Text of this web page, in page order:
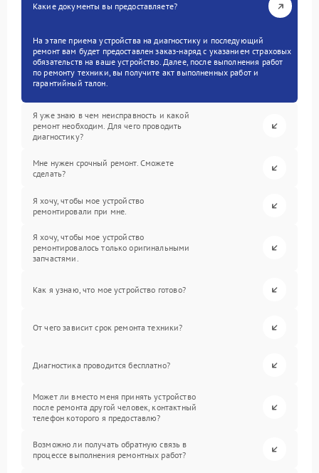
Какие документы вы предоставляете?
На этапе приема устройства на диагностику и последующий
ремонт вам будет предоставлен заказ-наряд с указанием страховых
обязательств на ваше устройство. Далее, после выполнения работ
по ремонту техники, вы получите акт выполненных работ и
гарантийный талон.
Я уже знаю в чем неисправность и какой
ремонт необходим. Для чего проводить
диагностику?
Мне нужен срочный ремонт. Сможете
сделать?
Я хочу, чтобы мое устройство
ремонтировали при мне.
Я хочу, чтобы мое устройство
ремонтировалось только оригинальными
запчастями.
Как я узнаю, что мое устройство готово?
От чего зависит срок ремонта техники?
Диагностика проводится бесплатно?
Может ли вместо меня принять устройство
после ремонта другой человек, контактный
телефон которого я предоставлю?
Возможно ли получать обратную связь в
процессе выполнения ремонтных работ?